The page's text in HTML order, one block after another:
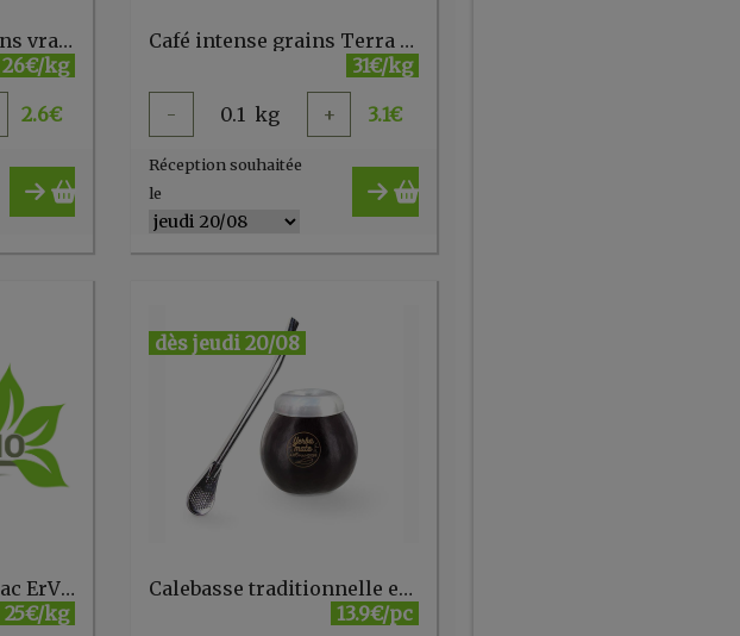
Café Guatémala grains vrac ErVka
26€/kg
2.6€
Café intense grains Terra Etica vrac
31€/kg
- 0.1 kg + 3.1€
Réception souhaitée
le
Café moka grains vrac ErVka
25€/kg
dès jeudi 20/08
Calebasse traditionnelle en courge naturelle + paille
13.9€/pc